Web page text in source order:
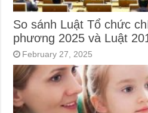
So sánh Luật Tổ chức
phương 2025 và Luật
February 27, 2025